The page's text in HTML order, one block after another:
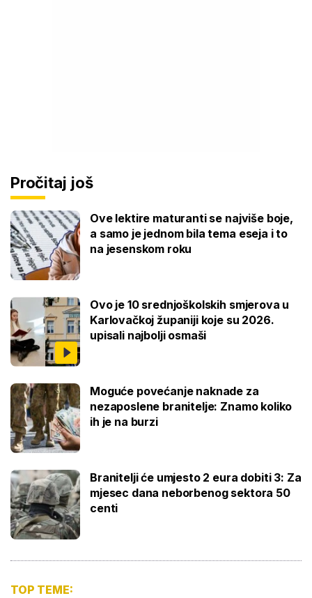
Pročitaj još
Ove lektire maturanti se najviše boje,
a samo je jednom bila tema eseja i to
na jesenskom roku
Ovo je 10 srednjoškolskih smjerova u
Karlovačkoj županiji koje su 2026.
upisali najbolji osmaši
Moguće povećanje naknade za
nezaposlene branitelje: Znamo koliko
ih je na burzi
Branitelji će umjesto 2 eura dobiti 3: Za
mjesec dana neborbenog sektora 50
centi
TOP TEME: